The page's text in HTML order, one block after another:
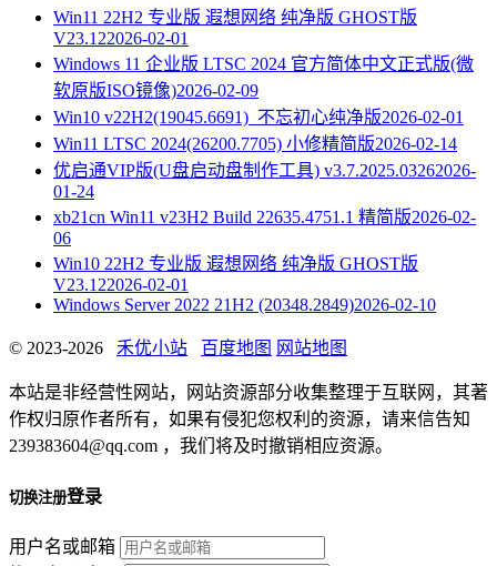
Win11 22H2 专业版 遐想网络 纯净版 GHOST版
V23.122026-02-01
Windows 11 企业版 LTSC 2024 官方简体中文正式版(微
软原版ISO镜像)2026-02-09
Win10 v22H2(19045.6691)_不忘初心纯净版2026-02-01
Win11 LTSC 2024(26200.7705) 小修精简版2026-02-14
优启通VIP版(U盘启动盘制作工具) v3.7.2025.03262026-
01-24
xb21cn Win11 v23H2 Build 22635.4751.1 精简版2026-02-
06
Win10 22H2 专业版 遐想网络 纯净版 GHOST版
V23.122026-02-01
Windows Server 2022 21H2 (20348.2849)2026-02-10
© 2023-2026 禾优小站 百度地图 网站地图
本站是非经营性网站，网站资源部分收集整理于互联网，其著
作权归原作者所有，如果有侵犯您权利的资源，请来信告知
239383604@qq.com ，我们将及时撤销相应资源。
切换注册登录
用户名或邮箱